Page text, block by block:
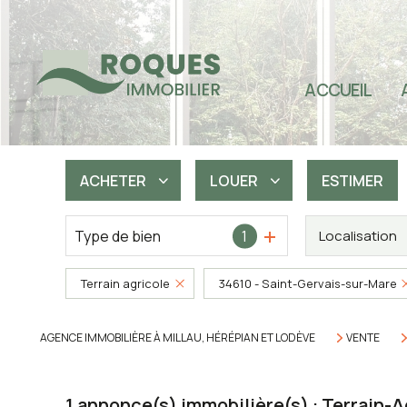
ACCUEIL
ACHETER
De l'ancien
De l'immo pro
LOUER
à l'année
ESTIMER
Type de bien 1 Localisation
Terrain agricole 34610 - Saint-Gervais-sur-Mare
AGENCE IMMOBILIÈRE À MILLAU, HÉRÉPIAN ET LODÈVE VENTE